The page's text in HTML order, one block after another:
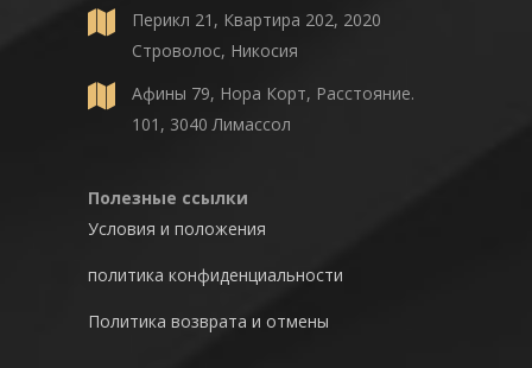
Перикл 21, Квартира 202, 2020
Строволос, Никосия
Афины 79, Нора Корт, Расстояние.
101, 3040 Лимассол
Полезные ссылки
Условия и положения
политика конфиденциальности
Политика возврата и отмены